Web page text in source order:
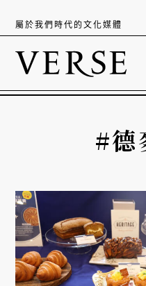
屬於我們時代的文化媒體
#德